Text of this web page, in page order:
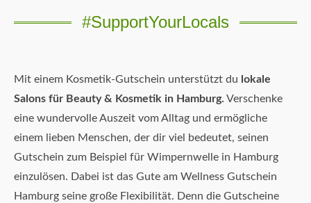
#SupportYourLocals
Mit einem Kosmetik-Gutschein unterstützt du lokale
Salons für Beauty & Kosmetik in Hamburg. Verschenke
eine wundervolle Auszeit vom Alltag und ermögliche
einem lieben Menschen, der dir viel bedeutet, seinen
Gutschein zum Beispiel für Wimpernwelle in Hamburg
einzulösen. Dabei ist das Gute am Wellness Gutschein
Hamburg seine große Flexibilität. Denn die Gutscheine